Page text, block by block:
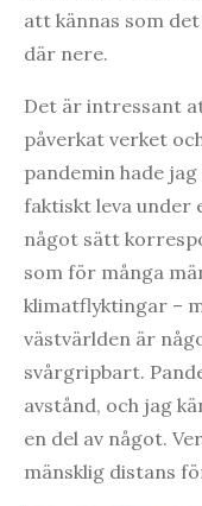
att kännas som
där nere.
Det är intressant
påverkat verket
pandemin hade
faktiskt leva under
något sätt
som för många
klimatflyktingar –
västvärlden är
svårgripbart.
avstånd, och jag
en del av något.
mänsklig distans